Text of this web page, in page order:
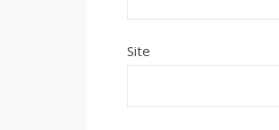
Site